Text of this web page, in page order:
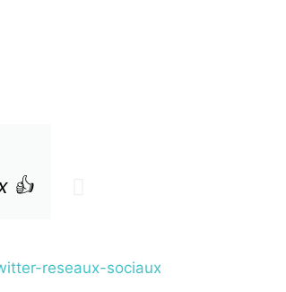
👍